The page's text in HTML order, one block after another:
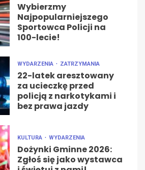
Wybierzmy
Najpopularniejszego
Sportowca Policji na
100-lecie!
WYDARZENIA ZATRZYMANIA
22-latek aresztowany
za ucieczkę przed
policją z narkotykami i
bez prawa jazdy
KULTURA WYDARZENIA
Dożynki Gminne 2026:
Zgłoś się jako wystawca